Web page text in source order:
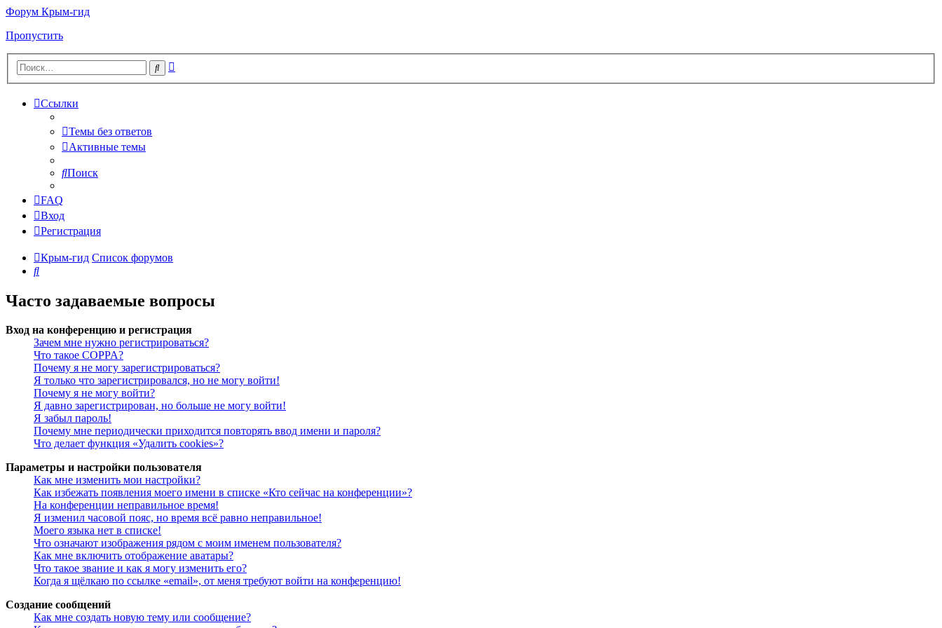
Форум Крым-гид
Пропустить
Поиск
Ссылки
Темы без ответов
Активные темы
Поиск
FAQ
Вход
Регистрация
Крым-гид Список форумов
Поиск
Часто задаваемые вопросы
Вход на конференцию и регистрация
Зачем мне нужно регистрироваться?
Что такое COPPA?
Почему я не могу зарегистрироваться?
Я только что зарегистрировался, но не могу войти!
Почему я не могу войти?
Я давно зарегистрирован, но больше не могу войти!
Я забыл пароль!
Почему мне периодически приходится повторять ввод имени и пароля?
Что делает функция «Удалить cookies»?
Параметры и настройки пользователя
Как мне изменить мои настройки?
Как избежать появления моего имени в списке «Кто сейчас на конференции»?
На конференции неправильное время!
Я изменил часовой пояс, но время всё равно неправильное!
Моего языка нет в списке!
Что означают изображения рядом с моим именем пользователя?
Как мне включить отображение аватары?
Что такое звание и как я могу изменить его?
Когда я щёлкаю по ссылке «email», от меня требуют войти на конференцию!
Создание сообщений
Как мне создать новую тему или сообщение?